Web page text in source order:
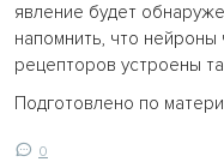
явление будет
напомнить, что
рецепторов устроены
Подготовлено по
0